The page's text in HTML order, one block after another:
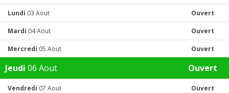
Lundi 03 Aout Ouvert
Mardi 04 Aout Ouvert
Mercredi 05 Aout Ouvert
Jeudi 06 Aout Ouvert
Vendredi 07 Aout Ouvert